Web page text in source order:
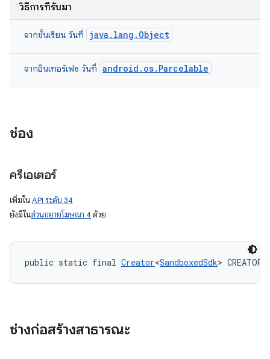
วิธีการที่รับมา
จากชั้นเรียน วันที่ java.lang.Object
จากอินเทอร์เฟซ วันที่ android.os.Parcelable
ช่อง
ครีเอเตอร์
เพิ่มในAPI ระดับ 34
ยังมีในส่วนขยายโฆษณา 4 ด้วย
public static final Creator<SandboxedSdk> CREATOR
ช่างก่อสร้างสาธารณะ